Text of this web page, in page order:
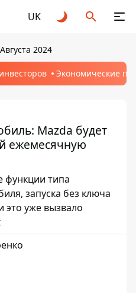
UK
2024
Экономические
Mazda будет
ежемесячную
функции типа
запуска без ключа
это уже вызвало